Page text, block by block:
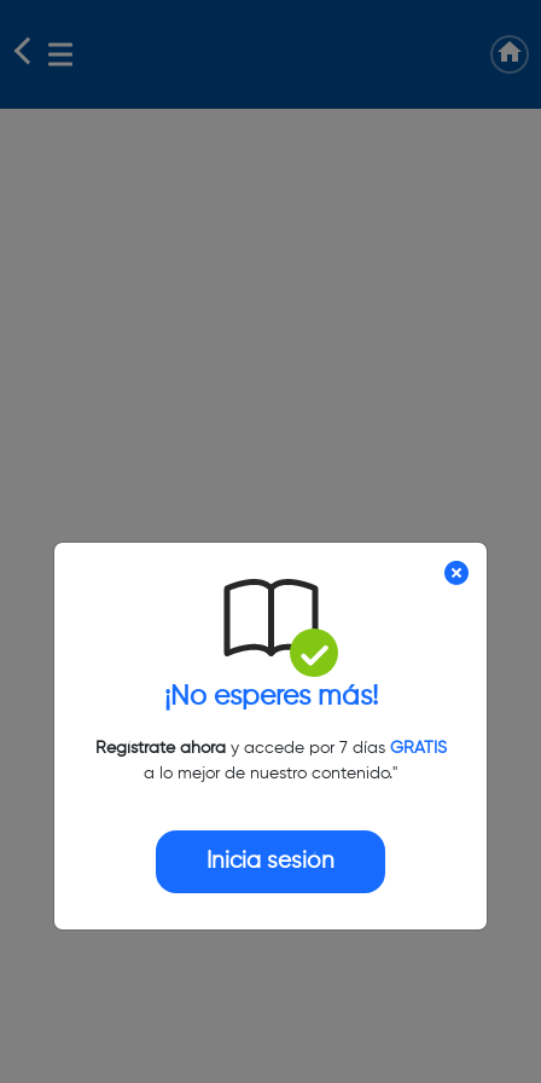
¡No esperes más!
Regístrate ahoray accede por 7 días GRATIS
a lo mejor de nuestro contenido."
Inicia sesión